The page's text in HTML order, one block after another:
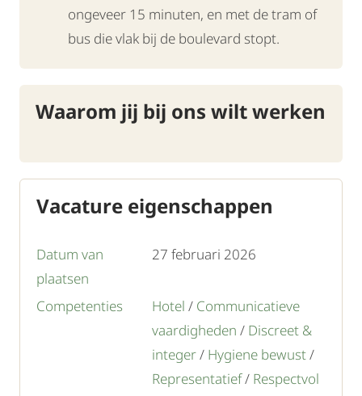
ongeveer 15 minuten, en met de tram of
bus die vlak bij de boulevard stopt.
Waarom jij bij ons wilt werken
Vacature eigenschappen
Datum van
plaatsen
27 februari 2026
Competenties Hotel / Communicatieve
vaardigheden / Discreet &
integer/ Hygiene bewust/
Representatief/ Respectvol